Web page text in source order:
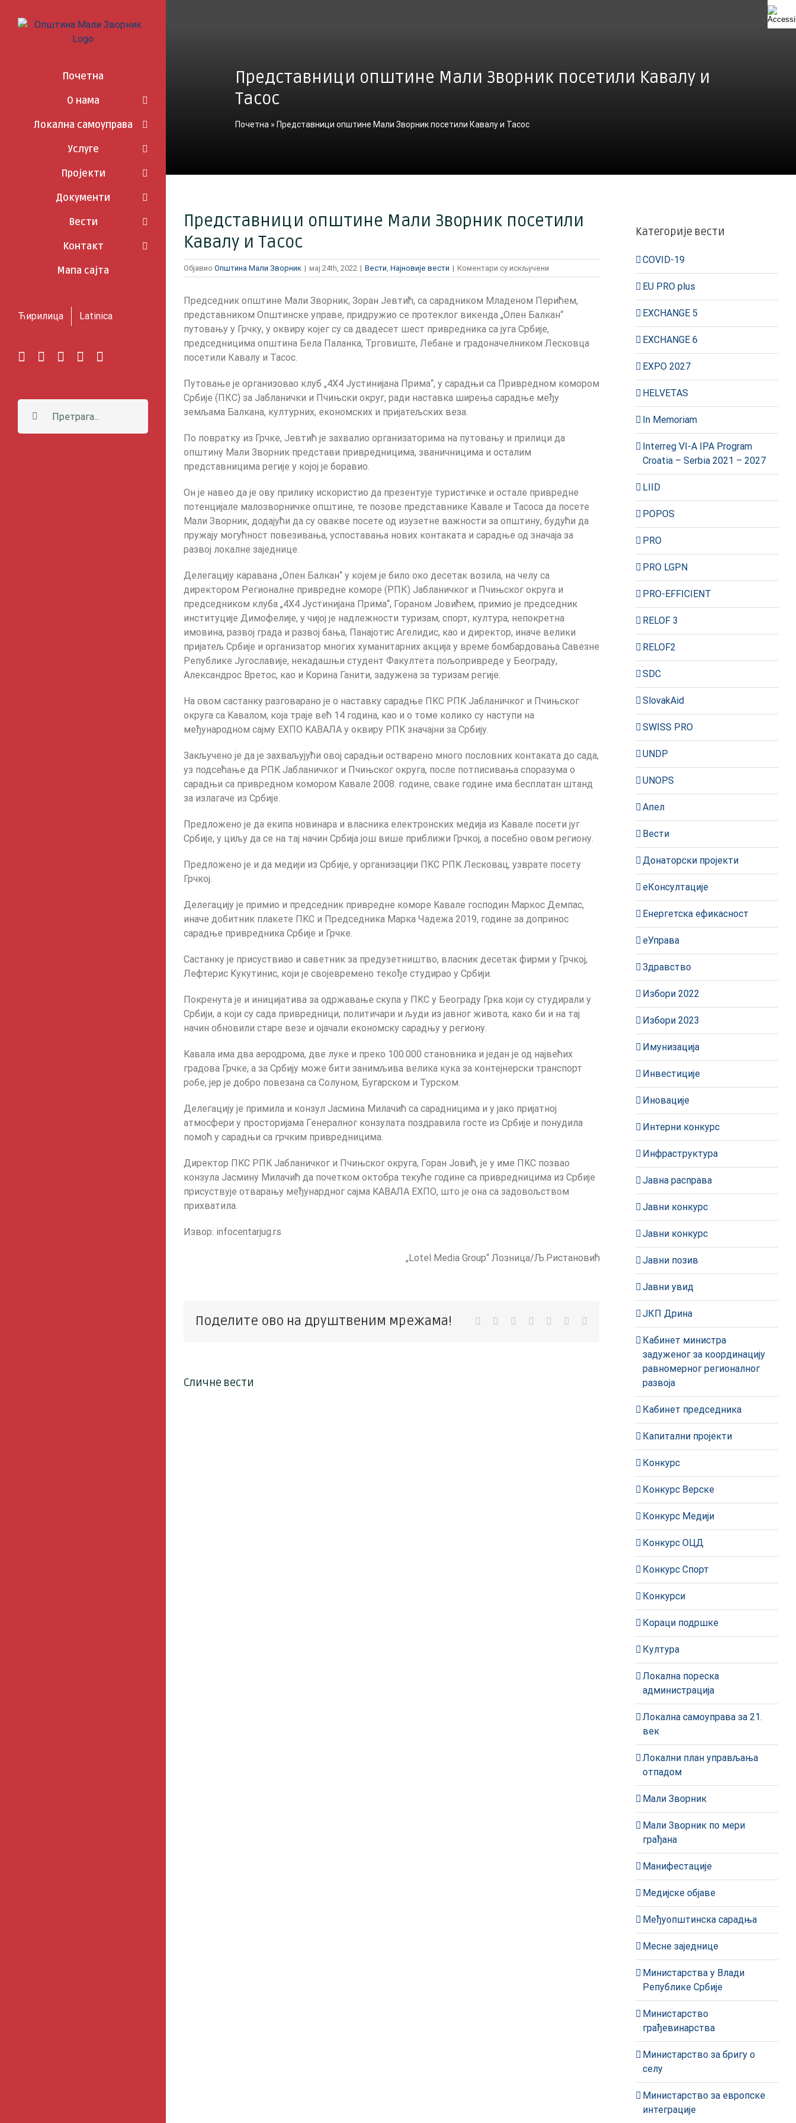
Почетна
О нама
Локална самоуправа
Услуге
Пројекти
Документи
Вести
Контакт
Мапа сајта
Ћирилица Latinica
FacebookInstagram
YouTube
Twitter
Претрага:
Представници општине Мали Зворник посетили Кавалу и
Тасос
Почетна » Представници општине Мали Зворник посетили Кавалу и Тасос
Представници општине Мали Зворник посетили
Кавалу и Тасос
Објавио Општина Мали Зворник | мај 24th, 2022 | Вести, Најновије вести | Коментари су искључени
Представници
Мали
Зворник
и
Председник општине Мали Зворник, Зоран Јевтић, са сарадником Младеном Перићем,
представником Општинске управе, придружио се протеклог викенда „Опен Балкан“
путовању у Грчку, у оквиру којег су са двадесет шест привредника са југа Србије,
председницима општина Бела Паланка, Трговиште, Лебане и градоначелником Лесковца
посетили Кавалу и Тасос.
Путовање је организовао клуб „4Х4 Јустинијана Прима“, у сарадњи са Привредном комором
Србије (ПКС) за Јабланички и Пчињски округ, ради наставка ширења сарадње међу
земљама Балкана, културних, економских и пријатељских веза.
По повратку из Грчке, Јевтић је захвалио организаторима на путовању и прилици да
општину Мали Зворник представи привредницима, званичницима и осталим
представницима регије у којој је боравио.
Он је навео да је ову прилику искористио да презентује туристичке и остале привредне
потенцијале малозворничке општине, те позове представнике Кавале и Тасоса да посете
Мали Зворник, додајући да су овакве посете од изузетне важности за општину, будући да
пружају могућност повезивања, успоставања нових контаката и сарадње од значаја за
развој локалне заједнице.
Делегацију каравана „Опен Балкан“ у којем је било око десетак возила, на челу са
директором Регионалне привредне коморе (РПК) Јабланичког и Пчињског округа и
председником клуба „4Х4 Јустинијана Прима“, Гораном Јовићем, примио је председник
институције Димофелије, у чијој је надлежности туризам, спорт, култура, непокретна
имовина, развој града и развој бања, Панајотис Агелидис, као и директор, иначе велики
пријатељ Србије и организатор многих хуманитарних акција у време бомбардовања Савезне
Републике Југославије, некадашњи студент Факултета пољопривреде у Београду,
Александрос Вретос, као и Kорина Ганити, задужена за туризам регије.
На овом састанку разговарано је о наставку сарадње ПKС РПK Јабланичког и Пчињског
округа са Kавалом, која траје већ 14 година, као и о томе колико су наступи на
међународном сајму ЕXПО KАВАЛА у оквиру РПK значајни за Србију.
Закључено је да је захваљујући овој сарадњи остварено много пословних контаката до сада,
уз подсећање да РПK Јабланичког и Пчињског округа, после потписивања споразума о
сарадњи са привредном комором Kавале 2008. године, сваке године има бесплатан штанд
за излагаче из Србије.
Предложено је да екипа новинара и власника електронских медија из Kавале посети југ
Србије, у циљу да се на тај начин Србија још више приближи Грчкој, а посебно овом региону.
Предложено је и да медији из Србије, у организацији ПKС РПK Лесковац, узврате посету
Грчкој.
Делегацију је примио и председник привредне коморе Kавале господин Маркос Демпас,
иначе добитник плакете ПKС и Председника Марка Чадежа 2019, године за допринос
сарадње привредника Србије и Грчке.
Састанку је присуствиао и саветник за предузетништво, власник десетак фирми у Грчкој,
Лефтерис Kукутинис, који је својевремено текође студирао у Србији.
Покренута је и иницијатива за одржавање скупа у ПKС у Београду Грка који су студирали у
Србији, а који су сада привредници, политичари и људи из јавног живота, како би и на тај
начин обновили старе везе и ојачали економску сарадњу у региону.
Kавала има два аеродрома, две луке и преко 100.000 становника и један је од највећих
градова Грчке, а за Србију може бити занимљива велика кука за контејнерски транспорт
робе, јер је добро повезана са Солуном, Бугарском и Турском.
Делегацију је примила и конзул Јасмина Милачић са сарадницима и у јако пријатној
атмосфери у просторијама Генералног конзулата поздравила госте из Србије и понудила
помоћ у сарадњи са грчким привредницима.
Директор ПKС РПK Јабланичког и Пчињског округа, Горан Јовић, је у име ПKС позвао
конзула Јасмину Милачић да почетком октобра текуће године са привредницима из Србије
присуствује отварању међунардног сајма KАВАЛА ЕXПО, што је она са задовољством
прихватила.
Извор: infocentarjug.rs
„Lotel Media Group“ Лозница/Љ.Ристановић
Поделите ово на друштвеним мрежама! Facebook
TwitterLinkedInWhatsAppPinterest
Сличне вести
Категорије вести
COVID-19
EU PRO plus
EXCHANGE 5
EXCHANGE 6
EXPO 2027
HELVETAS
In Memoriam
Interreg VI-A IPA Program
Croatia – Serbia 2021 – 2027
LIID
POPOS
PRO
PRO LGPN
PRO-EFFICIENT
RELOF 3
RELOF2
SDC
SlovakAid
SWISS PRO
UNDP
UNOPS
Апел
Вести
Донаторски пројекти
еКонсултације
Енергетска ефикасност
еУправа
Здравство
Избори 2022
Избори 2023
Имунизација
Инвестиције
Иновације
Интерни конкурс
Инфраструктура
Јавна расправа
Јавни конкурс
Јавни конкурс
Јавни позив
Јавни увид
ЈКП Дрина
Кабинет министра
задуженог за координацију
равномерног регионалног
развоја
Кабинет председника
Капитални пројекти
Конкурс
Конкурс Верске
Конкурс Медији
Конкурс ОЦД
Конкурс Спорт
Конкурси
Кораци подршке
Култура
Локална пореска
администрација
Локална самоуправа за 21.
век
Локални план управљања
отпадом
Мали Зворник
Мали Зворник по мери
грађана
Манифестације
Медијске објаве
Међуопштинска сарадња
Месне заједнице
Министарства у Влади
Републике Србије
Министарство
грађевинарства
Министарство за бригу о
селу
Министарство за европске
интеграције